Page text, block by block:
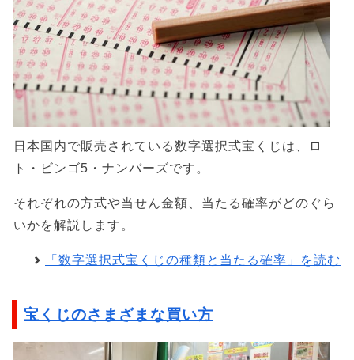
日本国内で販売されている数字選択式宝くじは、ロ
ト・ビンゴ5・ナンバーズです。
それぞれの方式や当せん金額、当たる確率がどのぐら
いかを解説します。
「数字選択式宝くじの種類と当たる確率」を読む
宝くじのさまざまな買い方